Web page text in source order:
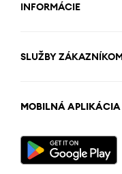
INFORMÁCIE
SLUŽBY
MOBILNÁ APLIKÁCIA